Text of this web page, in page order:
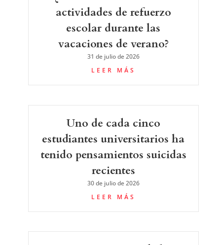
actividades de refuerzo
escolar durante las
vacaciones de verano?
31 de julio de 2026
LEER MÁS
Uno de cada cinco
estudiantes universitarios ha
tenido pensamientos suicidas
recientes
30 de julio de 2026
LEER MÁS